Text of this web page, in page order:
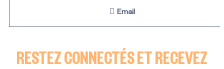
Email
RESTEZ CONNECTÉS ET RECEVEZ